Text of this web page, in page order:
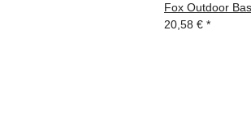
Fox Outdoor
20,58 € *